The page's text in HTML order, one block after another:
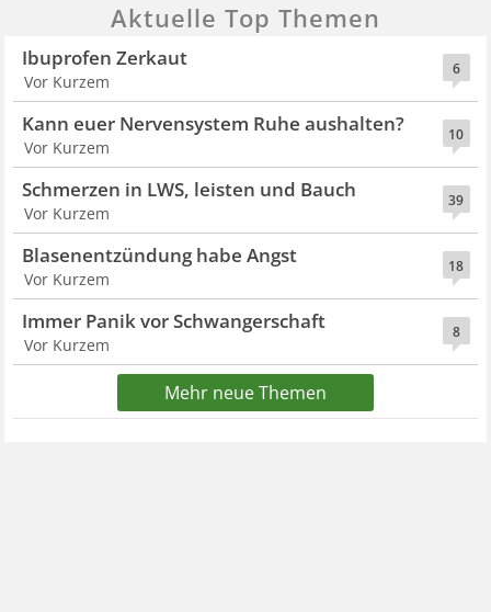
Aktuelle Top Themen
6
Ibuprofen Zerkaut
Vor Kurzem
10
Kann euer Nervensystem Ruhe aushalten?
Vor Kurzem
39
Schmerzen in LWS, leisten und Bauch
Vor Kurzem
18
Blasenentzündung habe Angst
Vor Kurzem
8
Immer Panik vor Schwangerschaft
Vor Kurzem
Mehr neue Themen